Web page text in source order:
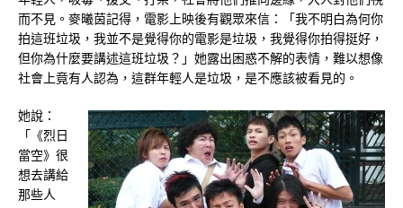
而不見。麥曦茵記得，電影上映後有觀眾來信：「我不明白為何你
拍這班垃圾，我並不是覺得你的電影是垃圾，我覺得你拍得挺好，
但你為什麼要講述這班垃圾？」她露出困惑不解的表情，難以想像
社會上竟有人認為，這群年輕人是垃圾，是不應該被看見的。
她說：
「《烈日
當空》很
想去講給
那些人